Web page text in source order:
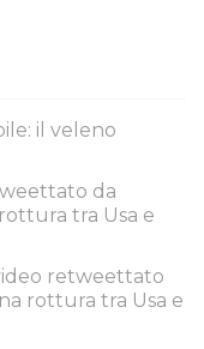
il veleno
da
tra Usa e
retweettato
rottura tra Usa e